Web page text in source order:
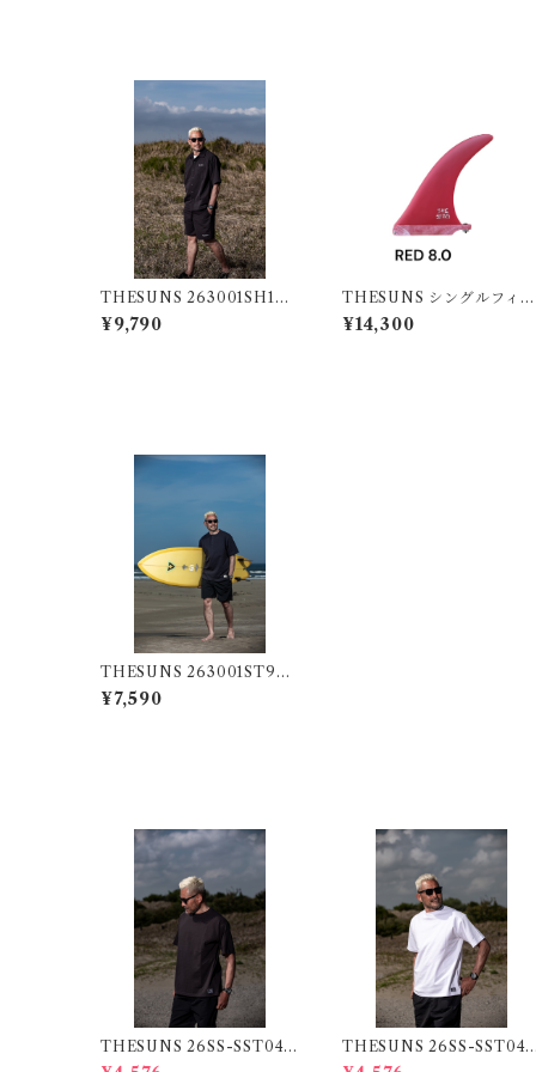
THESUNS 263001SH102
SU BLK
¥9,790
THESUNS シングルフィン
RED8.0
¥14,300
THESUNS 263001ST940
SU BLK
¥7,590
THESUNS 26SS-SST04 S
UMI
THESUNS 26SS-SST04
WHITE